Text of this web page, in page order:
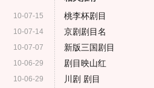
10-07-15
10-07-14
10-07-07
10-06-29
10-06-29
桃李杯剧目
京剧剧目名
新版三国剧目
剧目映山红
川剧 剧目